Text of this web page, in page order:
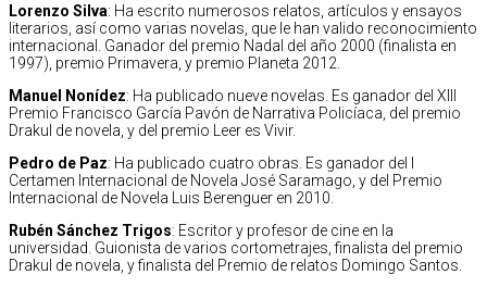
Lorenzo Silva: Ha escrito numerosos relatos, artículos y ensayos
literarios, así como varias novelas, que le han valido reconocimiento
internacional. Ganador del premio Nadal del año 2000 (finalista en
1997), premio Primavera, y premio Planeta 2012.
Manuel Nonídez: Ha publicado nueve novelas. Es ganador del XIII
Premio Francisco García Pavón de Narrativa Policíaca, del premio
Drakul de novela, y del premio Leer es Vivir.
Pedro de Paz: Ha publicado cuatro obras. Es ganador del I
Certamen Internacional de Novela José Saramago, y del Premio
Internacional de Novela Luis Berenguer en 2010.
Rubén Sánchez Trigos: Escritor y profesor de cine en la
universidad. Guionista de varios cortometrajes, finalista del premio
Drakul de novela, y finalista del Premio de relatos Domingo Santos.